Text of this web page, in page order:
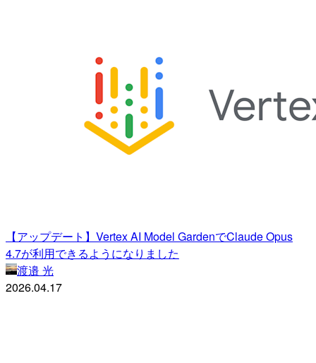
【アップデート】Vertex AI Model GardenでClaude Opus
4.7が利用できるようになりました
渡邉 光
2026.04.17